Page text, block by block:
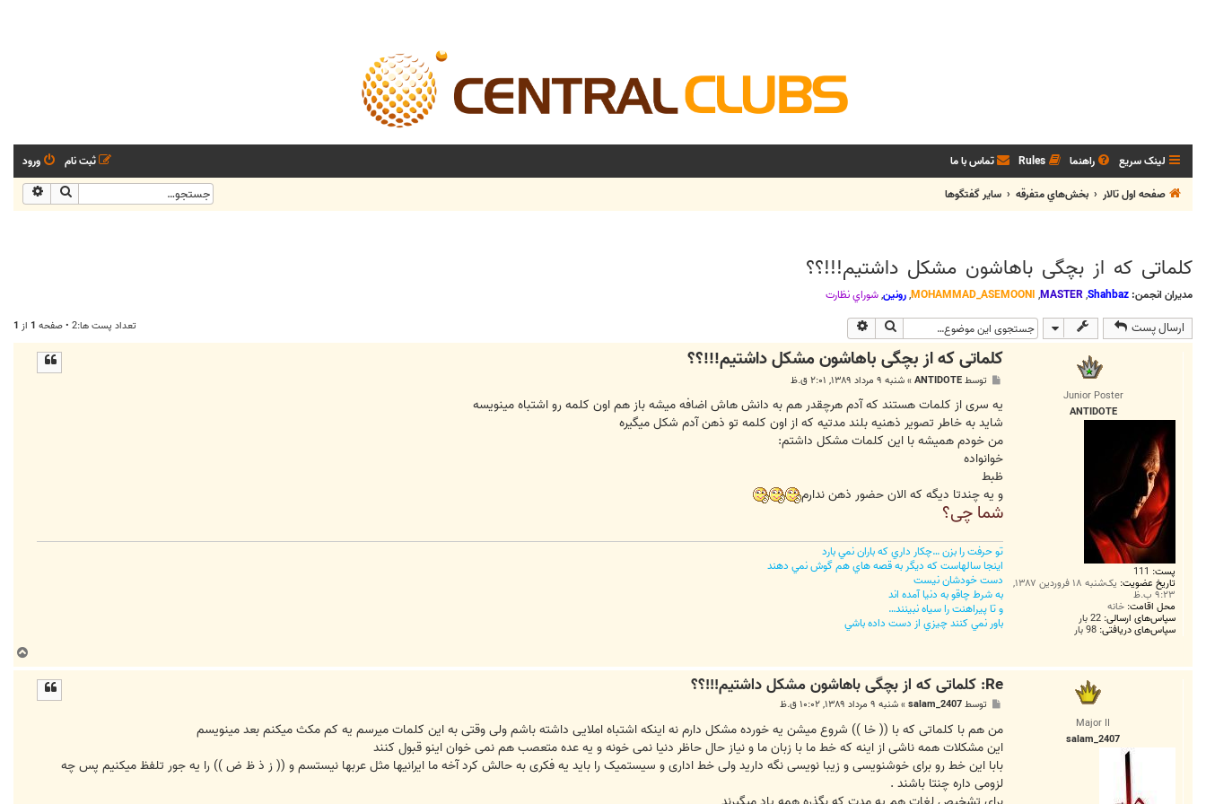
لینک سریع راهنما Rules تماس با ما ورود
ثبت نام
صفحه اول تالار
بخش‌‌هاي متفرقه ساير گفتگوها جستجو
کلماتی که از بچگی باهاشون مشکل داشتیم!!!؟؟
مدیران انجمن: Shahbaz
,
MASTER
,
MOHAMMAD_ASEMOONI
,رونین,شوراي نظارت
ارسال پست جستجو تعداد پست ها:2 • صفحه 1 از 1
Junior Poster
ANTIDOTE
پست: 111
تاریخ عضویت: یک‌شنبه ۱۸ فروردین ۱۳۸۷,
۹:۲۳ ب.ظ
محل اقامت: خانه
سپاس‌های ارسالی: 22 بار
سپاس‌های دریافتی: 98 بار
کلماتی که از بچگی باهاشون مشکل داشتیم!!!؟؟
ت
توسطANTIDOTE
»شنبه ۹ مرداد ۱۳۸۹, ۲:۰۱ ق.ظ
یه سری از کلمات هستند که آدم هرچقدر هم به دانش هاش اضافه میشه باز هم اون کلمه رو اشتباه مینویسه
شاید به خاطر تصویر ذهنیه بلند مدتیه که از اون کلمه تو ذهن آدم شکل میگیره
من خودم همیشه با این کلمات مشکل داشتم:
خوانواده
ظبط
و یه چندتا دیگه که الان حضور ذهن ندارم
شما چی؟
تو حرفت را بزن …چکار داري که باران نمي بارد
اينجا سالهاست که ديگر به قصه هاي هم گوش نمي دهند
دست خودشان نيست
به شرط چاقو به دنيا آمده اند
و تا پيراهنت را سياه نبينند…
باور نمي کنند چيزي از دست داده باشي
ا
Major II
salam_2407
Re: کلماتی که از بچگی باهاشون مشکل داشتیم!!!؟؟
ت
توسطsalam_2407
»شنبه ۹ مرداد ۱۳۸۹, ۱۰:۰۲ ق.ظ
من هم با کلماتی که با (( خا )) شروع میشن یه خورده مشکل دارم نه اینکه اشتباه املایی داشته باشم ولی وقتی به این کلمات میرسم یه کم مکث میکنم بعد مینویسم
این مشکلات همه ناشی از اینه که خط ما با زبان ما و نیاز حال حاظر دنیا نمی خونه و یه عده متعصب هم نمی خوان اینو قبول کنند
بابا این خط رو برای خوشنویسی و زیبا نویسی نگه دارید ولی خط اداری و سیستمیک را باید یه فکری به حالش کرد آخه ما ایرانیها مثل عربها نیستسم و (( ز ذ ظ ض )) را یه جور تلفظ میکنیم پس چه
لزومی داره چنتا باشند .